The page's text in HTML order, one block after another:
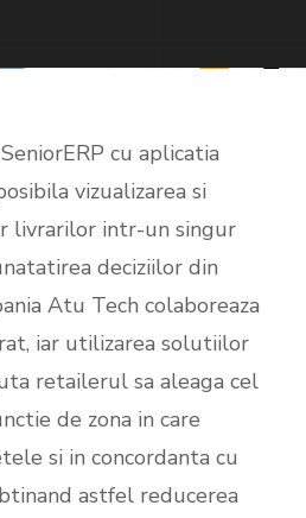
cu aplicatia
vizualizarea si
livrarilor intr-un singur
deciziilor din
Atu Tech colaboreaza
iar utilizarea solutiilor
retailerul sa aleaga cel
de zona in care
si in concordanta cu
astfel reducerea